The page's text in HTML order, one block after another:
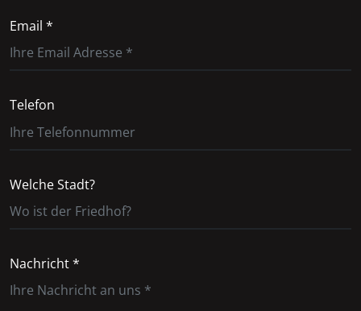
Email *
Telefon
Welche Stadt?
Nachricht *